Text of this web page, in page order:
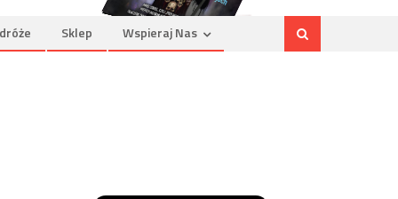
Sklep Wspieraj Nas